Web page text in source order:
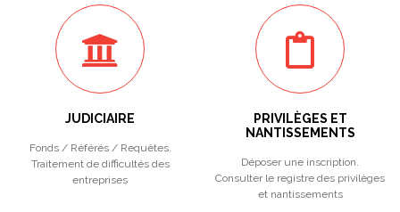
JUDICIAIRE
Fonds / Référés / Requêtes.
Traitement de difficultés des
entreprises
PRIVILÈGES ET
NANTISSEMENTS
Déposer une inscription.
Consulter le registre des privilèges
et nantissements